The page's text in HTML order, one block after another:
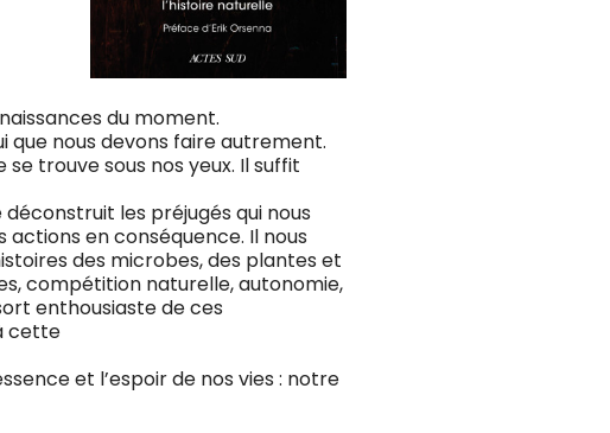
du moment.
que nous devons faire autrement.
trouve sous nos yeux. Il suffit
les préjugés qui nous
en conséquence. Il nous
des microbes, des plantes et
compétition naturelle, autonomie,
enthousiaste de ces
cette
et l’espoir de nos vies : notre